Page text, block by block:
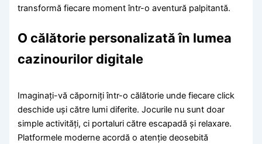
transformă fiecare moment într-o aventură palpitantă.
O călătorie personalizată în lumea
cazinourilor digitale
Imaginați-vă căporniți într-o călătorie unde fiecare click
deschide uși către lumi diferite. Jocurile nu sunt doar
simple activități, ci portaluri către escapadă și relaxare.
Platformele moderne acordă o atenție deosebită